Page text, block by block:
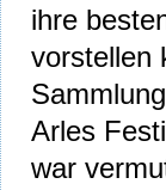
ihre
vorstellen
Arles
war